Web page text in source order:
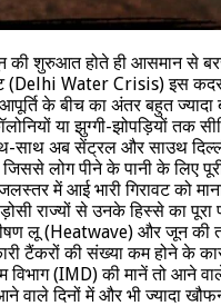
शुरुआत होते ही आसमान से
Water Crisis) इस
के बीच का अंतर बहुत
या झुग्गी-झोपड़ियों
साथ अब सेंट्रल और साउथ
लोग पीने के पानी के लिए
आई भारी गिरावट को माना
राज्यों से उनके हिस्से का
लू (Heatwave) और जून की
टैंकरों की संख्या कम होने के
(IMD) की मानें तो आने
दिनों में और भी ज्यादा